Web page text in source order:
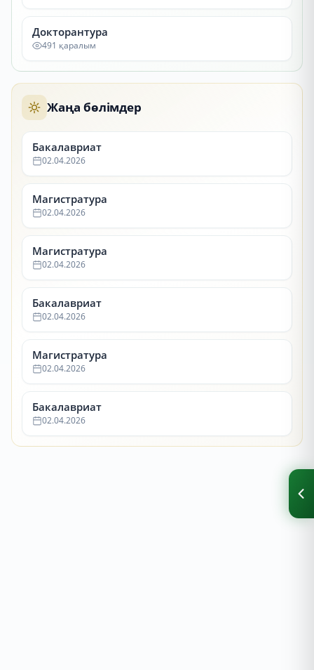
Докторантура
491 қаралым
Жаңа бөлімдер
Бакалавриат
02.04.2026
Магистратура
02.04.2026
Магистратура
02.04.2026
Бакалавриат
02.04.2026
Магистратура
02.04.2026
Бакалавриат
02.04.2026